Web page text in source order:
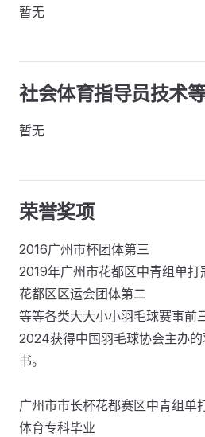
暂无
社会体育指导员技术
暂无
荣誉奖项
2016广州市杯团体第三
2019年广州市花都区中青组单打
花都区区运会团体第二
等等各类大大小小羽毛球赛事前
2024获得中国羽毛球协会主办
书。
广州市市长杯花都赛区中青组单
体育专科毕业